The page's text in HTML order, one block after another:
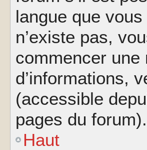
langue que
n’existe pas,
commencer
d’informations,
(accessible
pages du forum).
Haut